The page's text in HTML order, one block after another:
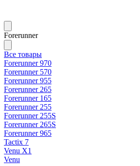
Forerunner
Все товары
Forerunner 970
Forerunner 570
Forerunner 955
Forerunner 265
Forerunner 165
Forerunner 255
Forerunner 255S
Forerunner 265S
Forerunner 965
Tactix 7
Venu X1
Venu